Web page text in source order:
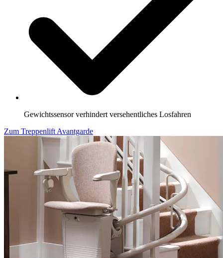
Gewichtssensor verhindert versehentliches Losfahren
Zum Treppenlift Avantgarde